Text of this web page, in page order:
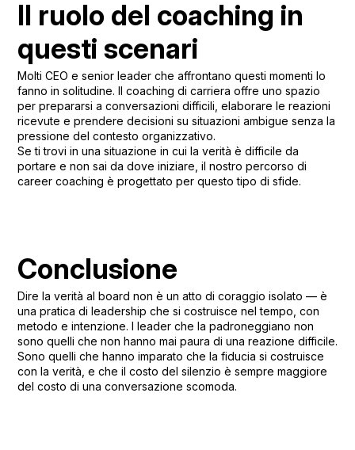
Il ruolo del coaching in
questi scenari
Molti CEO e senior leader che affrontano questi momenti lo
fanno in solitudine. Il coaching di carriera offre uno spazio
per prepararsi a conversazioni difficili, elaborare le reazioni
ricevute e prendere decisioni su situazioni ambigue senza la
pressione del contesto organizzativo.
Se ti trovi in una situazione in cui la verità è difficile da
portare e non sai da dove iniziare, il nostro percorso di
career coaching è progettato per questo tipo di sfide.
Conclusione
Dire la verità al board non è un atto di coraggio isolato — è
una pratica di leadership che si costruisce nel tempo, con
metodo e intenzione. I leader che la padroneggiano non
sono quelli che non hanno mai paura di una reazione difficile.
Sono quelli che hanno imparato che la fiducia si costruisce
con la verità, e che il costo del silenzio è sempre maggiore
del costo di una conversazione scomoda.